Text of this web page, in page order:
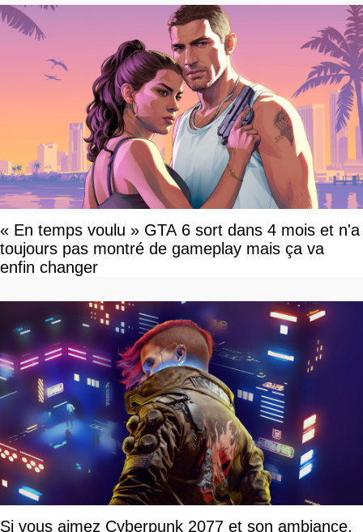
« En temps voulu » GTA 6 sort dans 4 mois et n'a
toujours pas montré de gameplay mais ça va
enfin changer
Si vous aimez Cyberpunk 2077 et son ambiance,